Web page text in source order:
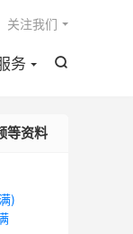

务
关注我们
等资料
)